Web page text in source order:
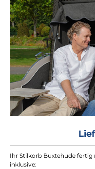
Ihr Stilkorb Buxtehude
inklusive: